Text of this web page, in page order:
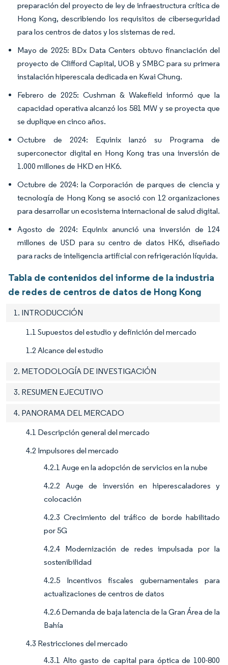
preparación del proyecto de ley de infraestructura crítica de
Hong Kong, describiendo los requisitos de ciberseguridad
para los centros de datos y los sistemas de red.
Mayo de 2025: BDx Data Centers obtuvo financiación del
proyecto de Clifford Capital, UOB y SMBC para su primera
instalación hiperescala dedicada en Kwai Chung.
Febrero de 2025: Cushman & Wakefield informó que la
capacidad operativa alcanzó los 581 MW y se proyecta que
se duplique en cinco años.
Octubre de 2024: Equinix lanzó su Programa de
superconector digital en Hong Kong tras una inversión de
1.000 millones de HKD en HK6.
Octubre de 2024: la Corporación de parques de ciencia y
tecnología de Hong Kong se asoció con 12 organizaciones
para desarrollar un ecosistema internacional de salud digital.
Agosto de 2024: Equinix anunció una inversión de 124
millones de USD para su centro de datos HK6, diseñado
para racks de inteligencia artificial con refrigeración líquida.
Tabla de contenidos del informe de la industria
de redes de centros de datos de Hong Kong
1. INTRODUCCIÓN
1.1 Supuestos del estudio y definición del mercado
1.2 Alcance del estudio
2. METODOLOGÍA DE INVESTIGACIÓN
3. RESUMEN EJECUTIVO
4. PANORAMA DEL MERCADO
4.1 Descripción general del mercado
4.2 Impulsores del mercado
4.2.1 Auge en la adopción de servicios en la nube
4.2.2 Auge de inversión en hiperescaladores y
colocación
4.2.3 Crecimiento del tráfico de borde habilitado
por 5G
4.2.4 Modernización de redes impulsada por la
sostenibilidad
4.2.5 Incentivos fiscales gubernamentales para
actualizaciones de centros de datos
4.2.6 Demanda de baja latencia de la Gran Área de la
Bahía
4.3 Restricciones del mercado
4.3.1 Alto gasto de capital para óptica de 100-800